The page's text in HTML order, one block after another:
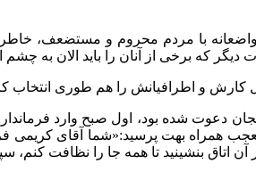
با مردم محروم و مستضعف،
همراه بهت پرسید:«شما آقای کریمی